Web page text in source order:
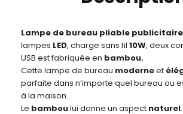
Lampe de bureau pliable publicitaire
lampes LED, charge sans fil 10W, deux
USB est fabriquée en bambou.
Cette lampe de bureau moderneet
parfaite dans n’importe quel bureau ou
à la maison.
Le bamboului donne un aspect naturel